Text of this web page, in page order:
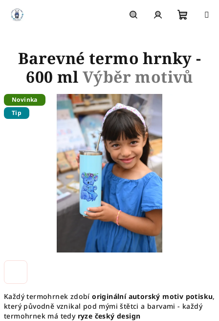
obsah
košík
Každý termohrnek zdobí originální autorský motiv potisku,
který původně vznikal pod mými štětci a barvami - každý
termohrnek má tedy ryze český design
Barevné termo hrnky -
600 ml Výběr motivů
Novinka
Tip